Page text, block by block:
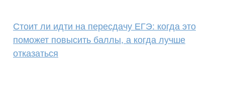
Стоит ли идти на пересдачу ЕГЭ: когда это
поможет повысить баллы, а когда лучше
отказаться